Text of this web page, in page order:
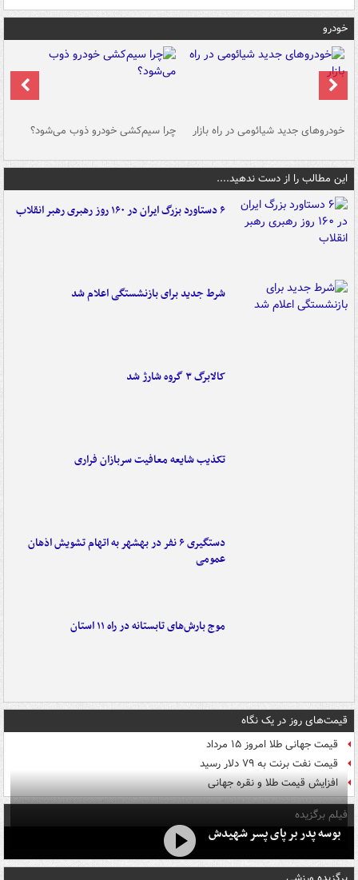
خودرو
خودروهای جدید شیائومی در راه بازار چرا سیم‌کشی خودرو ذوب می‌شود؟
این مطالب را از دست ندهید....
۶ دستاورد بزرگ ایران در ۱۶۰ روز رهبری رهبر انقلاب
شرط جدید برای بازنشستگی اعلام شد
کالابرگ ۳ گروه شارژ شد
تکذیب شایعه معافیت سربازان فراری
دستگیری ۶ نفر در بهشهر به اتهام تشویش اذهان
عمومی
موج بارش‌های تابستانه در راه ۱۱ استان
قیمت‌های روز در یک نگاه
قیمت جهانی طلا امروز ۱۵ مرداد
قیمت نفت برنت به ۷۹ دلار رسید
افزایش قیمت طلا و نقره جهانی
فیلم برگزیده
بوسه‌ پدر بر پای پسر شهیدش